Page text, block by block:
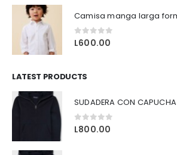
Camisa manga larga
0out of 5
L600.00
LATEST PRODUCTS
0out of 5
L800.00